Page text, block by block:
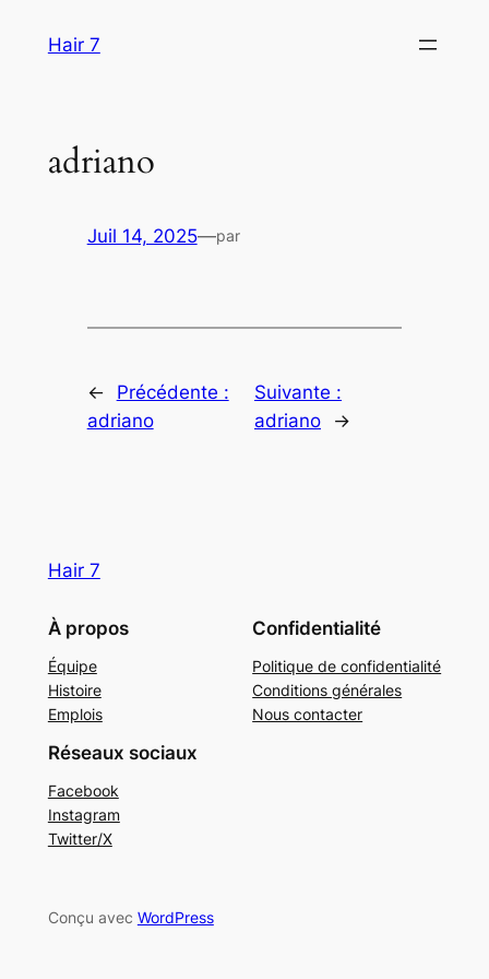
Hair 7
adriano
Juil 14, 2025—par
←
Précédente :
adriano
Suivante :
adriano
→
Hair 7
À propos
Équipe
Histoire
Emplois
Confidentialité
Politique de confidentialité
Conditions générales
Nous contacter
Réseaux sociaux
Facebook
Instagram
Twitter/X
Conçu avec WordPress